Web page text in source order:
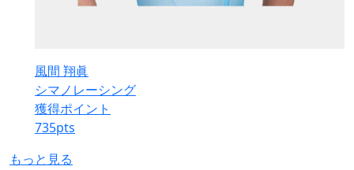
風間 翔眞
シマノレーシング
獲得ポイント
735pts
もっと見る